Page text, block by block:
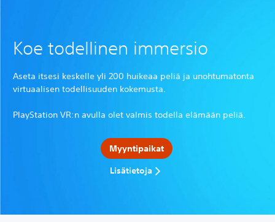
Koe todellinen immersio
Aseta itsesi keskelle yli 200 huikeaa peliä ja unohtumatonta
virtuaalisen todellisuuden kokemusta.
PlayStation VR:n avulla olet valmis todella elämään peliä.
Myyntipaikat
Lisätietoja